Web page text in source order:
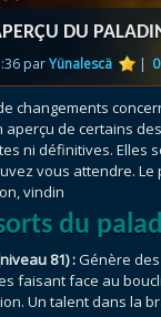
DU
parYünalescä | 0
changements
aperçu de certains
ni définitives. Elles
vous attendre.
vindin
du
81) :Génère
faisant face au
Un talent dans la